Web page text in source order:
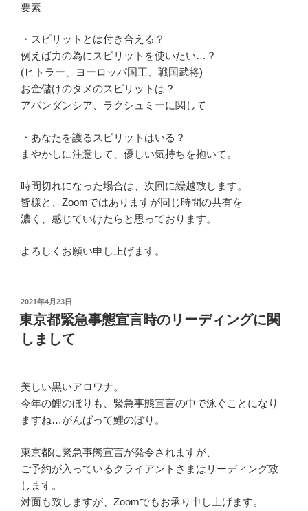
要素
・スピリットとは付き合える？
例えば力の為にスピリットを使いたい…？
(ヒトラー、ヨーロッパ国王、戦国武将)
お金儲けのタメのスピリットは？
アバンダンシア、ラクシュミーに関して
・あなたを護るスピリットはいる？
まやかしに注意して、優しい気持ちを抱いて。
時間切れになった場合は、次回に繰越致します。
皆様と、Zoomではありますが同じ時間の共有を
濃く、感じていけたらと思っております。
よろしくお願い申し上げます。
投
稿
日:
2021年4月23日
東京都緊急事態宣言時のリーディングに関
しまして
美しい黒いアロワナ。
今年の鯉のぼりも、緊急事態宣言の中で泳ぐことになり
ますね…がんばって鯉のぼり。
東京都に緊急事態宣言が発令されますが、
ご予約が入っているクライアントさまはリーディング致
します。
対面も致しますが、Zoomでもお承り申し上げます。